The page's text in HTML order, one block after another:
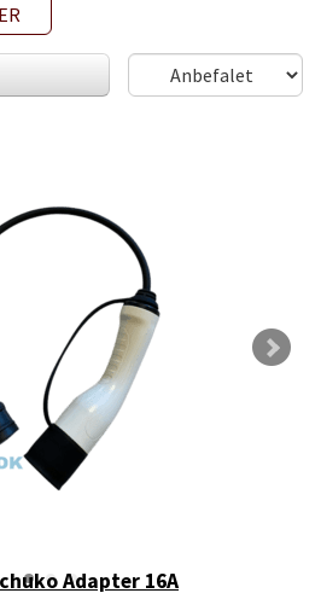
Adapter 16A